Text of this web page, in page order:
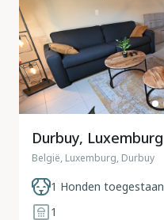
Durbuy, Luxemburg
België, Luxemburg, Durbuy
1 Honden toegestaan
1